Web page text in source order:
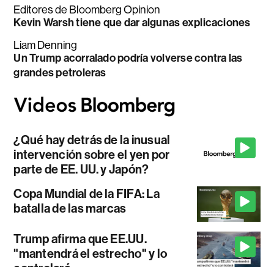
Editores de Bloomberg Opinion
Kevin Warsh tiene que dar algunas explicaciones
Liam Denning
Un Trump acorralado podría volverse contra las
grandes petroleras
¿Qué hay detrás de la inusual
intervención sobre el yen por
parte de EE. UU. y Japón?
Copa Mundial de la FIFA: La
batalla de las marcas
Trump afirma que EE.UU.
"mantendrá el estrecho" y lo